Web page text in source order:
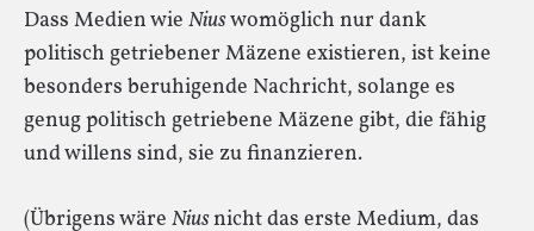
Dass Medien wie Niuswomöglich nur dank
politisch getriebener Mäzene existieren, ist keine
besonders beruhigende Nachricht, solange es
genug politisch getriebene Mäzene gibt, die fähig
und willens sind, sie zu finanzieren.
(Übrigens wäre Niusnicht das erste Medium, das